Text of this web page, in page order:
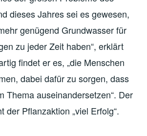
dieses Jahres sei es gewesen,
genügend Grundwasser für
zu jeder Zeit haben“, erklärt
findet er es, „die Menschen
dabei dafür zu sorgen, dass
Thema auseinandersetzen“. Der
der Pflanzaktion „viel Erfolg“.